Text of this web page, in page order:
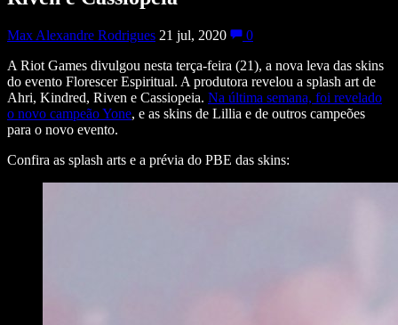
Max Alexandre Rodrigues 21 jul, 2020
0
A Riot Games divulgou nesta terça-feira (21), a nova leva das skins
do evento Florescer Espiritual. A produtora revelou a splash art de
Ahri, Kindred, Riven e Cassiopeia. Na última semana, foi revelado
o novo campeão Yone, e as skins de Lillia e de outros campeões
para o novo evento.
Confira as splash arts e a prévia do PBE das skins: